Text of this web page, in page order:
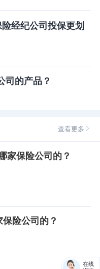
经纪公司投保更划
司的产品？
查看更多
家保险公司的？
险公司的？
在线